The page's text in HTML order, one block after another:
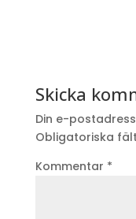
Skicka
Din e-
Obligatoriska
Kommentar *